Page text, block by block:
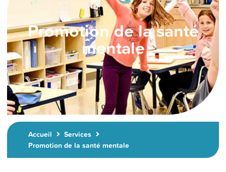
Promotion de la santé
mentale
Accueil
Services
Promotion de la santé mentale